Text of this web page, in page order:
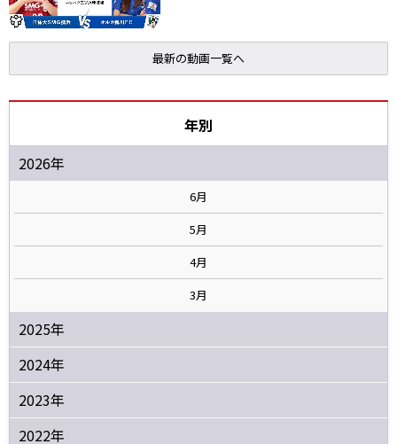
最新の動画一覧へ
年別
2026年
6月
5月
4月
3月
2025年
2024年
2023年
2022年